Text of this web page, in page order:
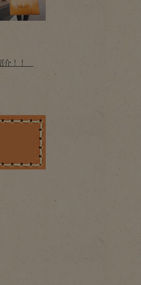
介！！